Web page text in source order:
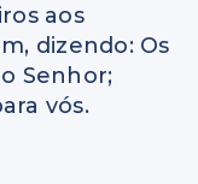
aos
dizendo: Os
Senhor;
vós.